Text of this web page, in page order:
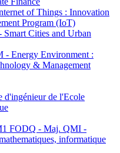
of Things : Innovation
Program (IoT)
Cities and Urban
- Energy Environment :
& Management
d'ingénieur de l'Ecole
FODQ - Maj. QMI -
informatique